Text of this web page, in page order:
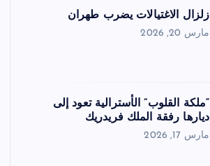
زلزال الاغتيالات يضرب طهران
مارس 20, 2026
“ملكة القلوب” الأسترالية تعود إلى
ديارها رفقة الملك فريدريك
مارس 17, 2026